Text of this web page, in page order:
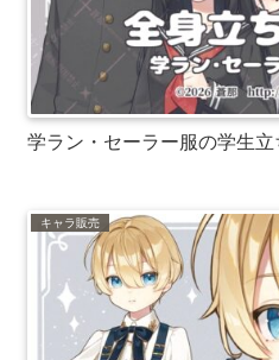
学ラン・セーラー服の学生立
キャラ販売